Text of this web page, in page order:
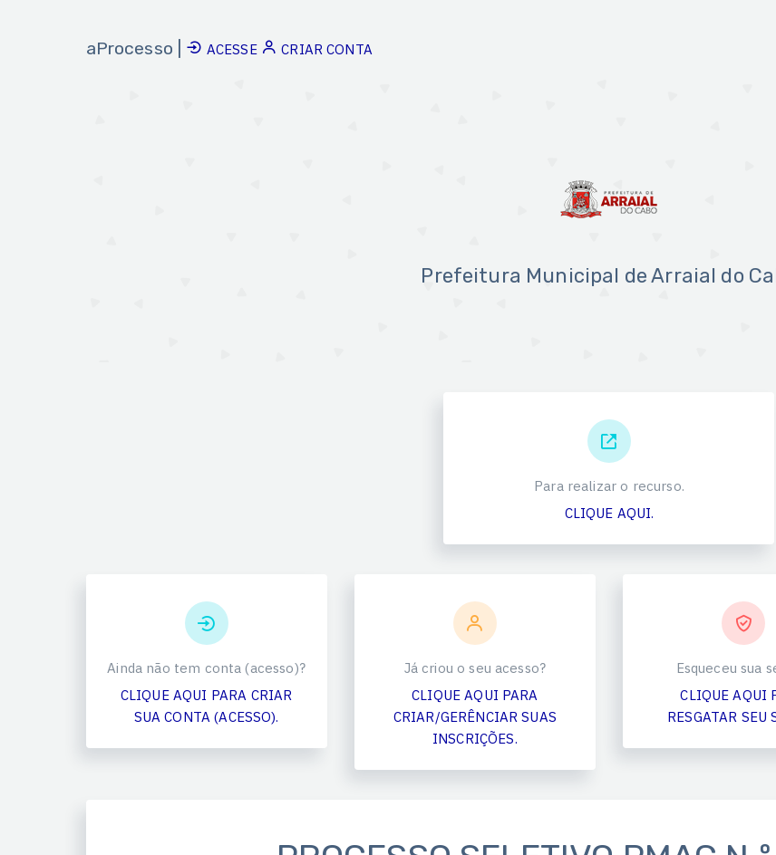
aProcesso | ACESSE CRIAR CONTA
Prefeitura Municipal de Arraial do
Para realizar o recurso.
CLIQUE AQUI.
Ainda não tem conta (acesso)?
CLIQUE AQUI PARA CRIAR
SUA CONTA (ACESSO).
Já criou o seu acesso?
CLIQUE AQUI PARA
CRIAR/GERÊNCIAR SUAS
INSCRIÇÕES.
Esqueceu sua
CLIQUE AQUI
RESGATAR SEU